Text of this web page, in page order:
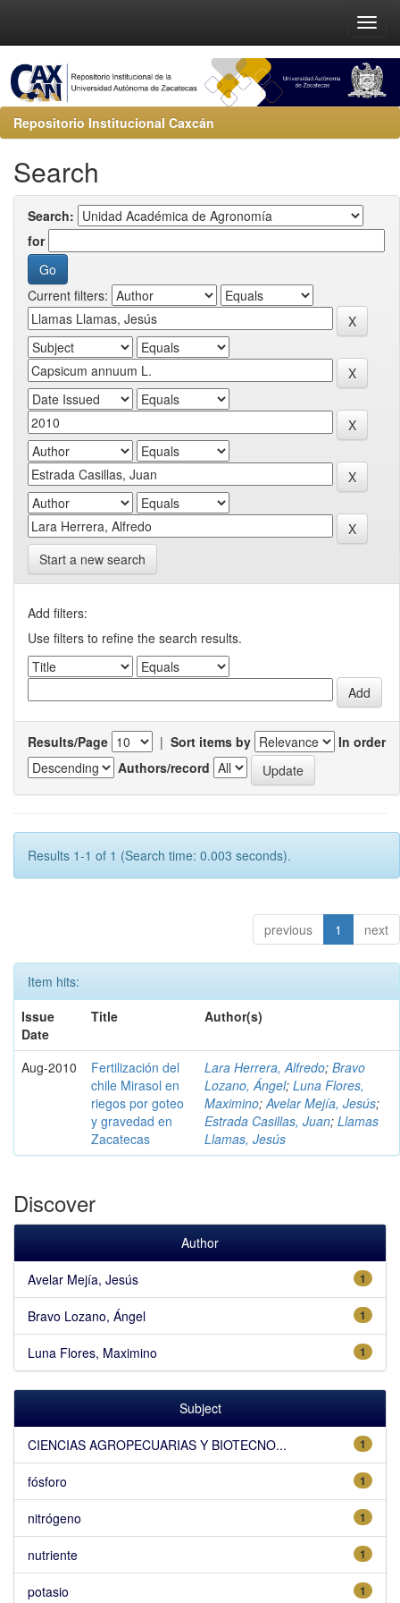
Repositorio Institucional Caxcán
Search
Search:
for
Current filters:
Start a new search
Add filters:
Use filters to refine the search results.
Results/Page | Sort items by
In order
Authors/record
Results 1-1 of 1 (Search time: 0.003 seconds).
previous 1 next
Item hits:
Issue
Date
Title Author(s)
Aug-2010
Fertilización del
chile Mirasol en
riegos por goteo
y gravedad en
Zacatecas
Lara Herrera, Alfredo; Bravo
Lozano, Ángel; Luna Flores,
Maximino; Avelar Mejía, Jesús;
Estrada Casillas, Juan; Llamas
Llamas, Jesús
Discover
Author
1
Avelar Mejía, Jesús
1
Bravo Lozano, Ángel
1
Luna Flores, Maximino
Subject
1
CIENCIAS AGROPECUARIAS Y BIOTECNO...
1
fósforo
1
nitrógeno
1
nutriente
1
potasio